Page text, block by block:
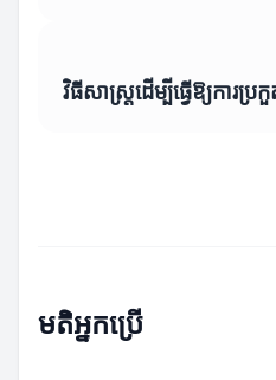
វិធីសាស្ត្រដើម្បីធ្វើឱ្យការប្
មតិអ្នកប្រើ